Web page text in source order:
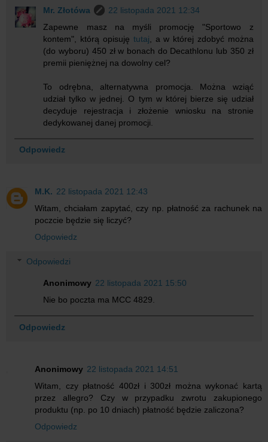
Mr. Złotówa
22 listopada 2021 12:34
Zapewne masz na myśli promocję "Sportowo z
kontem", którą opisuję tutaj , a w której zdobyć można
(do wyboru) 450 zł w bonach do Decathlonu lub 350 zł
premii pieniężnej na dowolny cel?
To odrębna, alternatywna promocja. Można wziąć
udział tylko w jednej. O tym w której bierze się udział
decyduje rejestracja i złożenie wniosku na stronie
dedykowanej danej promocji.
Odpowiedz
M.K. 22 listopada 2021 12:43
Witam, chciałam zapytać, czy np. płatność za rachunek na
poczcie będzie się liczyć?
Odpowiedz
Odpowiedzi
Anonimowy 22 listopada 2021 15:50
Nie bo poczta ma MCC 4829.
Odpowiedz
Anonimowy 22 listopada 2021 14:51
Witam, czy płatność 400zł i 300zł można wykonać kartą
przez allegro? Czy w przypadku zwrotu zakupionego
produktu (np. po 10 dniach) płatność będzie zaliczona?
Odpowiedz